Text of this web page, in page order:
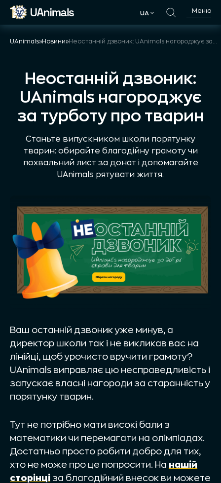
Skip
UA
Меню
UAnimals»Новини»
Неостанній дзвоник:
UAnimals нагороджує
за турботу про тварин
Станьте випускником школи порятунку
тварин: обирайте благодійну грамоту чи
похвальний лист за донат і допомагайте
UAnimals рятувати життя.
Ваш останній дзвоник уже минув, а
директор школи так і не викликав вас на
лінійці, щоб урочисто вручити грамоту?
UAnimals виправляє цю несправедливість і
запускає власні нагороди за старанність у
порятунку тварин.
Тут не потрібно мати високі бали з
математики чи перемагати на олімпіадах.
Достатньо просто робити добро для тих,
хто не може про це попросити. На нашій
сторінці за благодійний внесок ви можете